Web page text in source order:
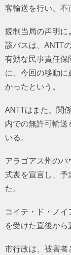
客輸送を行い、不
規制当局の声明に
該バスは、ANTT
有効な民事責任保
に、今回の移動
かったという。
ANTTはまた、関
内での無許可輸
いる。
アラゴアス州の
式喪を宣言し、
た。
コイテ・ド・ノ
を受けた直後から
市行政は、被害